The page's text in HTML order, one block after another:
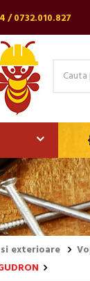
/ 0732.010.827
exterioare